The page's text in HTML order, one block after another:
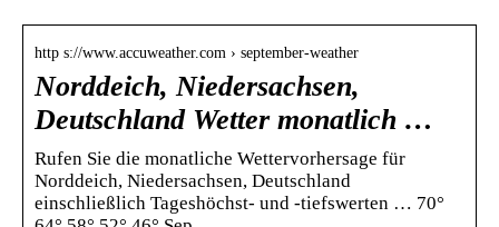
http s://www.accuweather.com › september-weather
Norddeich, Niedersachsen,
Deutschland Wetter monatlich …
Rufen Sie die monatliche Wettervorhersage für
Norddeich, Niedersachsen, Deutschland
einschließlich Tageshöchst- und -tiefswerten … 70°